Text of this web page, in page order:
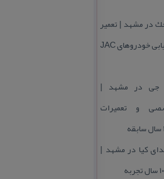
در مشهد | تعمیر
تخصصی و عیب‌یابی خودروهای JAC
جی در مشهد |
و تعمیرات
كیا در مشهد |